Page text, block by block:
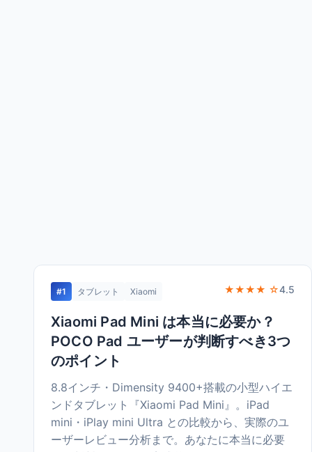
#1 タブレット Xiaomi ★★★★ ☆4.5
Xiaomi Pad Mini は本当に必要か？
POCO Pad ユーザーが判断すべき3つ
のポイント
8.8インチ・Dimensity 9400+搭載の小型ハイエ
ンドタブレット『Xiaomi Pad Mini』。iPad
mini・iPlay mini Ultra との比較から、実際のユ
ーザーレビュー分析まで。あなたに本当に必要